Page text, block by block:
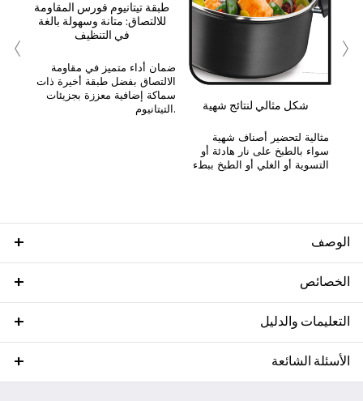
طبقة تيتانيوم فورس المقاومة
للالتصاق: متانة وسهولة بالغة
في التنظيف
ضمان أداء متميز في مقاومة
الالتصاق بفضل طبقة أخيرة ذات
سماكة إضافية معززة بجزيئات
التيتانيوم.
شكل مثالي لنتائج شهية
مثالية لتحضير أصناف شهية
سواء بالطبخ على نار هادئة أو
التسوية أو الغلي أو الطبخ ببطء
‹ ›
الوصف
الخصائص
التعليمات والدليل
الأسئلة الشائعة